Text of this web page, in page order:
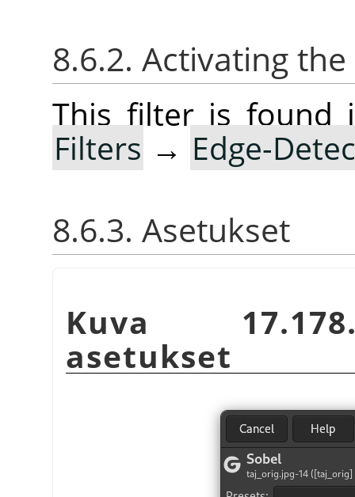
8.6.2. Activating
This filter is found
Filters → Edge-
8.6.3. Asetukset
Kuva
asetukset